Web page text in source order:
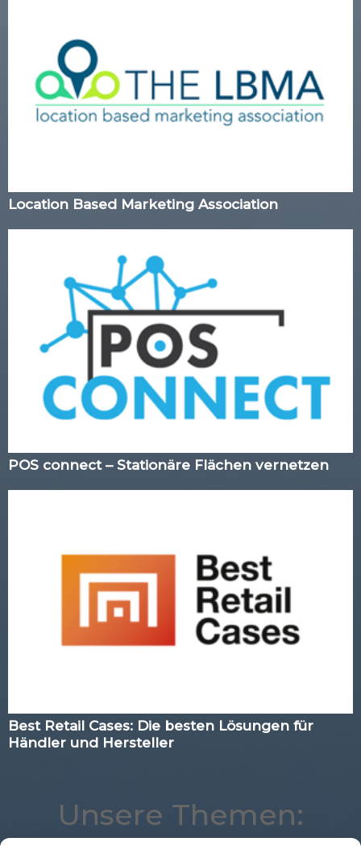
Location Based Marketing Association
POS connect – Stationäre Flächen vernetzen
Best Retail Cases: Die besten Lösungen für
Händler und Hersteller
Unsere Themen: